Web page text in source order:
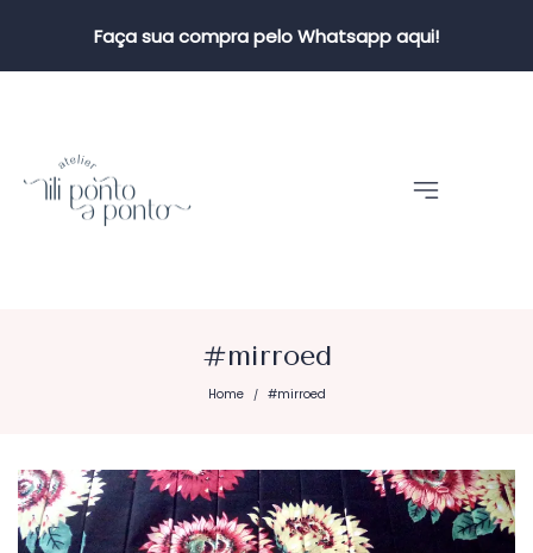
Faça sua compra pelo Whatsapp aqui!
#mirroed
Home / #mirroed